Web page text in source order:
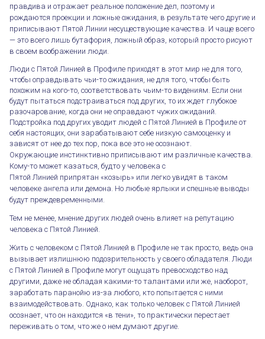
правдива и отражает реальное положение дел, поэтому и
рождаются проекции и ложные ожидания, в результате чего другие и
приписывают Пятой Линии несуществующие качества. И чаще всего
— это всего лишь бутафория, ложный образ, который просто рисуют
в своем воображении люди.
Люди с Пятой Линией в Профиле приходят в этот мир не для того,
чтобы оправдывать чьи-то ожидания, не для того, чтобы быть
похожим на кого-то, соответствовать чьим-то видениям. Если они
будут пытаться подстраиваться под других, то их ждет глубокое
разочарование, когда они не оправдают чужих ожиданий.
Подстройка под других уводит людей с Пятой Линией в Профиле от
себя настоящих, они зарабатывают себе низкую самооценку и
зависят от нее до тех пор, пока все это не осознают.
Окружающие инстинктивно приписывают им различные качества.
Кому-то может казаться, будто у человека с
Пятой Линией припрятан «козырь» или легко увидят в таком
человеке ангела или демона. Но любые ярлыки и спешные выводы
будут преждевременными.
Тем не менее, мнение других людей очень влияет на репутацию
человека с Пятой Линией.
Жить с человеком с Пятой Линией в Профиле не так просто, ведь она
вызывает излишнюю подозрительность у своего обладателя. Люди
с Пятой Линией в Профиле могут ощущать превосходство над
другими, даже не обладая какими-то талантами или же, наоборот,
заработать паранойю из-за любого, кто попытается с ними
взаимодействовать. Однако, как только человек с Пятой Линией
осознает, что он находится «в тени», то практически перестает
переживать о том, что же о нем думают другие.